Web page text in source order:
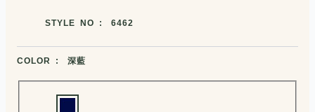
商品編號
STYLE NO : 6462
商品顏色選擇
COLOR : 深藍
Choose a color